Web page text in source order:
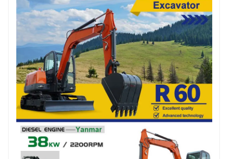
работают онлайн 24 часа в сутки.
Заполните информацию, получите
предложения, станьте нашим агентом!